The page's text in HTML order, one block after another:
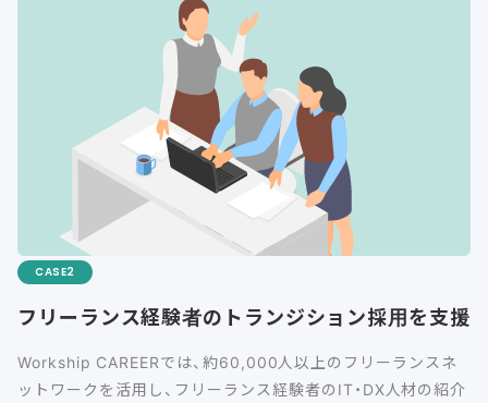
CASE
フリーランス経験者のトランジション採用を支援
Workship CAREERでは、約60,000人以上のフリーランスネ
ットワークを活用し、フリーランス経験者のIT・DX人材の紹介